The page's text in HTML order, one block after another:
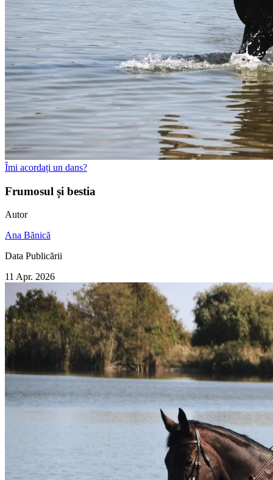
Îmi acordați un dans?
Frumosul și bestia
Autor
Ana Bănică
Data Publicării
11 Apr. 2026